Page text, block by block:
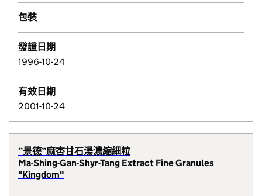
包裝
發證日期
1996-10-24
有效日期
2001-10-24
”景德”麻杏甘石湯濃縮細粒
Ma-Shing-Gan-Shyr-Tang Extract Fine Granules
"Kingdom"